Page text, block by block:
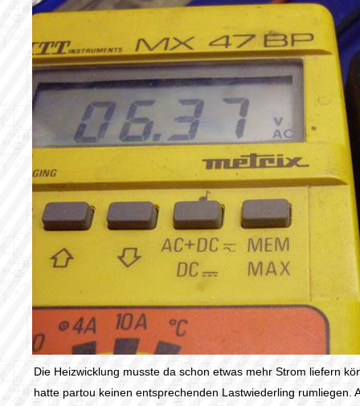
Die Heizwicklung musste da schon etwas mehr Strom liefern
hatte partou keinen entsprechenden Lastwiederling rumliegen.